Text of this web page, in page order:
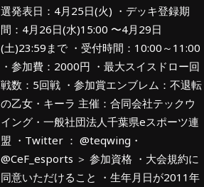
選発表日：4月25日(火) ・デッキ登録期
間：4月26日(水)15:00 〜4月29日
(土)23:59まで ・受付時間：10:00～11:00
・参加費：2000円 ・最大スイスドロー回
戦数：5回戦 ・参加賞エンブレム：不退転
の乙女・キーラ 主催：合同会社テックウ
イング・一般社団法人千葉県eスポーツ連
盟 ・Twitter ： @teqwing・
@CeF_esports ＞ 参加資格 ・大会規約に
同意いただけること ・生年月日が2011年